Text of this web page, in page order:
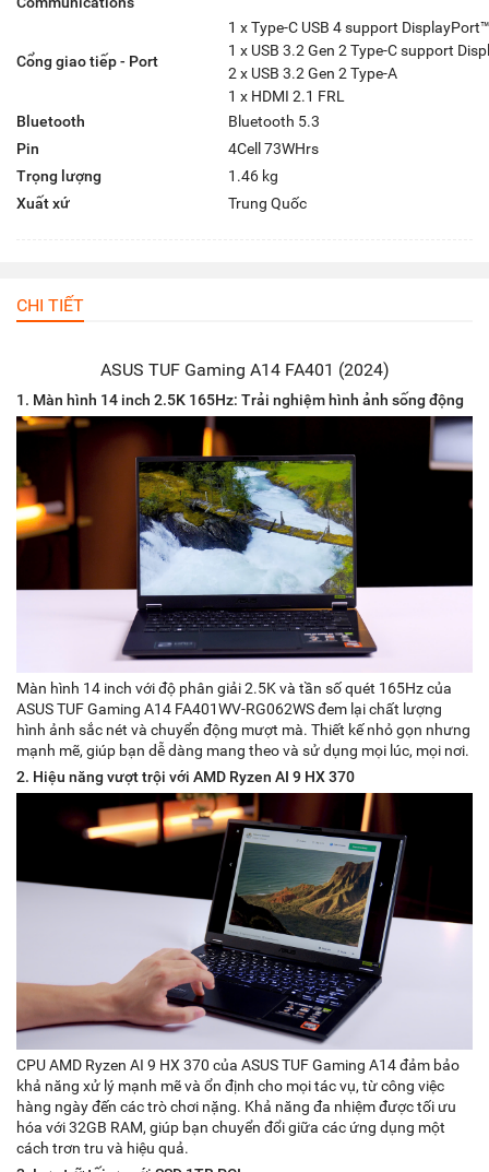
Cổng giao tiếp - Port
1 x Type-C USB 4 support
1 x USB 3.2 Gen 2 Type-C support
2 x USB 3.2 Gen 2 Type-A
1 x HDMI 2.1 FRL
Bluetooth
Bluetooth 5.3
Pin
4Cell 73WHrs
Trọng lượng
1.46 kg
Xuất xứ
Trung Quốc
CHI TIẾT
ASUS TUF Gaming A14 FA401 (2024)
1. Màn hình 14 inch 2.5K 165Hz: Trải nghiệm hình ảnh sống động
Màn hình 14 inch với độ phân giải 2.5K và tần số quét 165Hz của
ASUS TUF Gaming A14 FA401WV-RG062WS đem lại chất lượng
hình ảnh sắc nét và chuyển động mượt mà. Thiết kế nhỏ gọn nhưng
mạnh mẽ, giúp bạn dễ dàng mang theo và sử dụng mọi lúc, mọi nơi.
2. Hiệu năng vượt trội với AMD Ryzen AI 9 HX 370
CPU AMD Ryzen AI 9 HX 370 của ASUS TUF Gaming A14 đảm bảo
khả năng xử lý mạnh mẽ và ổn định cho mọi tác vụ, từ công việc
hàng ngày đến các trò chơi nặng. Khả năng đa nhiệm được tối ưu
hóa với 32GB RAM, giúp bạn chuyển đổi giữa các ứng dụng một
cách trơn tru và hiệu quả.